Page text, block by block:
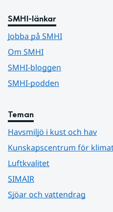
SMHI-länkar
Jobba på SMHI
Om SMHI
SMHI-bloggen
SMHI-podden
Teman
Havsmiljö i kust och hav
Kunskapscentrum för
Luftkvalitet
SIMAIR
Sjöar och vattendrag